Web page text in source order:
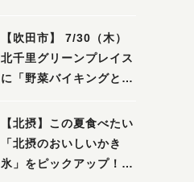
箕面・吹田・豊中・茨
木・池田）
【吹田市】 7/30（木）
北千里グリーンプレイス
に「野菜バイキングと飲
里店」がオープン予定！
【北摂】この夏食べたい
「北摂のおいしいかき
氷」をピックアップ！